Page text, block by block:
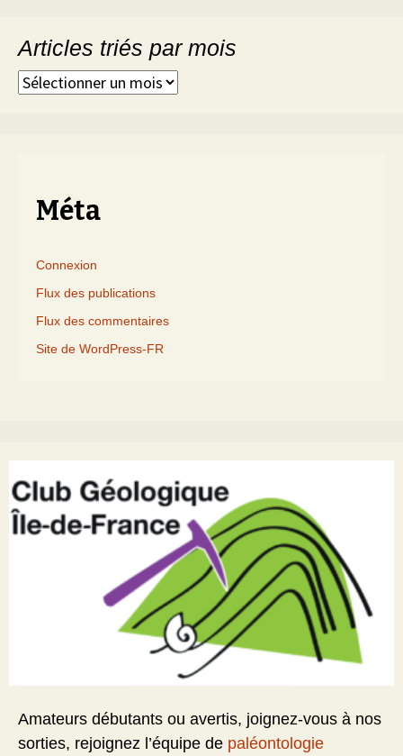
Articles triés par mois
Articles
Méta
Connexion
Flux des publications
Flux des commentaires
Site de WordPress-FR
Amateurs débutants ou avertis, joignez-vous à nos
sorties, rejoignez l’équipe de paléontologie